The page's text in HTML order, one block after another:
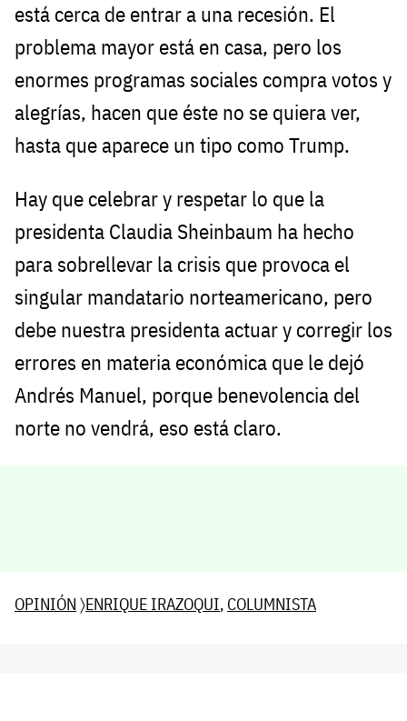
está cerca de entrar a una recesión. El
problema mayor está en casa, pero los
enormes programas sociales compra votos y
alegrías, hacen que éste no se quiera ver,
hasta que aparece un tipo como Trump.
Hay que celebrar y respetar lo que la
presidenta Claudia Sheinbaum ha hecho
para sobrellevar la crisis que provoca el
singular mandatario norteamericano, pero
debe nuestra presidenta actuar y corregir los
errores en materia económica que le dejó
Andrés Manuel, porque benevolencia del
norte no vendrá, eso está claro.
OPINIÓN 〉ENRIQUE IRAZOQUI, COLUMNISTA